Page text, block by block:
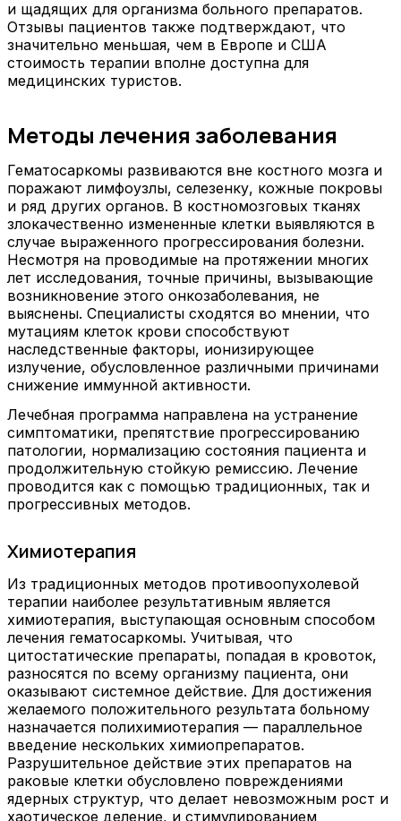
и щадящих для организма больного препаратов.
Отзывы пациентов также подтверждают, что
значительно меньшая, чем в Европе и США
стоимость терапии вполне доступна для
медицинских туристов.
Методы лечения заболевания
Гематосаркомы развиваются вне костного мозга и
поражают лимфоузлы, селезенку, кожные покровы
и ряд других органов. В костномозговых тканях
злокачественно измененные клетки выявляются в
случае выраженного прогрессирования болезни.
Несмотря на проводимые на протяжении многих
лет исследования, точные причины, вызывающие
возникновение этого онкозаболевания, не
выяснены. Специалисты сходятся во мнении, что
мутациям клеток крови способствуют
наследственные факторы, ионизирующее
излучение, обусловленное различными причинами
снижение иммунной активности.
Лечебная программа направлена на устранение
симптоматики, препятствие прогрессированию
патологии, нормализацию состояния пациента и
продолжительную стойкую ремиссию. Лечение
проводится как с помощью традиционных, так и
прогрессивных методов.
Химиотерапия
Из традиционных методов противоопухолевой
терапии наиболее результативным является
химиотерапия, выступающая основным способом
лечения гематосаркомы. Учитывая, что
цитостатические препараты, попадая в кровоток,
разносятся по всему организму пациента, они
оказывают системное действие. Для достижения
желаемого положительного результата больному
назначается полихимиотерапия — параллельное
введение нескольких химиопрепаратов.
Разрушительное действие этих препаратов на
раковые клетки обусловлено повреждениями
ядерных структур, что делает невозможным рост и
хаотическое деление, и стимулированием